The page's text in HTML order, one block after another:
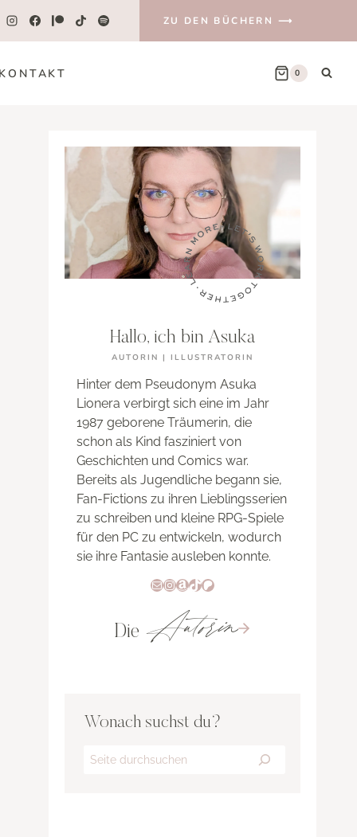
ZU DEN BÜCHERN ⟶
KONTAKT 0
Hallo, ich bin Asuka
AUTORIN | ILLUSTRATORIN
Hinter dem Pseudonym Asuka
Lionera verbirgt sich eine im Jahr
1987 geborene Träumerin, die
schon als Kind fasziniert von
Geschichten und Comics war.
Bereits als Jugendliche begann sie,
Fan-Fictions zu ihren Lieblingsserien
zu schreiben und kleine RPG-Spiele
für den PC zu entwickeln, wodurch
sie ihre Fantasie ausleben konnte.
E-MailInstagram
Amazon
TikTok
Patreon
Die Autorin
Wonach suchst du?
Search